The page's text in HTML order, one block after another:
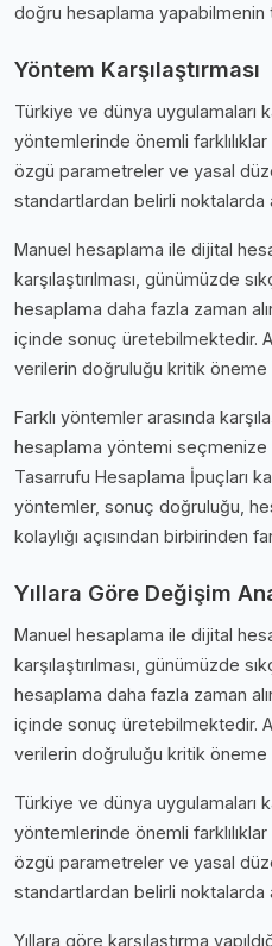
doğru hesaplama yapabilmenin
Yöntem Karşılaştırması
Türkiye ve dünya uygulamaları
yöntemlerinde önemli
özgü parametreler ve yasal
standartlardan belirli noktalarda
Manuel hesaplama ile dijital
karşılaştırılması, günümüzde
hesaplama daha fazla zaman
içinde sonuç üretebilmektedir.
verilerin doğruluğu kritik öneme
Farklı yöntemler arasında
hesaplama yöntemi seçmenize
Tasarrufu Hesaplama İpuçları
yöntemler, sonuç doğruluğu,
kolaylığı açısından birbirinden
Yıllara Göre Değişim
Manuel hesaplama ile dijital
karşılaştırılması, günümüzde
hesaplama daha fazla zaman
içinde sonuç üretebilmektedir.
verilerin doğruluğu kritik öneme
Türkiye ve dünya uygulamaları
yöntemlerinde önemli
özgü parametreler ve yasal
standartlardan belirli noktalarda
Yıllara göre karşılaştırma